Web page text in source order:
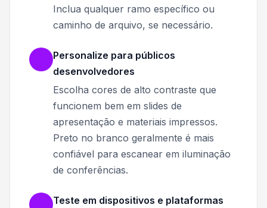
Inclua qualquer ramo específico ou
caminho de arquivo, se necessário.
Personalize para públicos
desenvolvedores
Escolha cores de alto contraste que
funcionem bem em slides de
apresentação e materiais impressos.
Preto no branco geralmente é mais
confiável para escanear em iluminação
de conferências.
Teste em dispositivos e plataformas